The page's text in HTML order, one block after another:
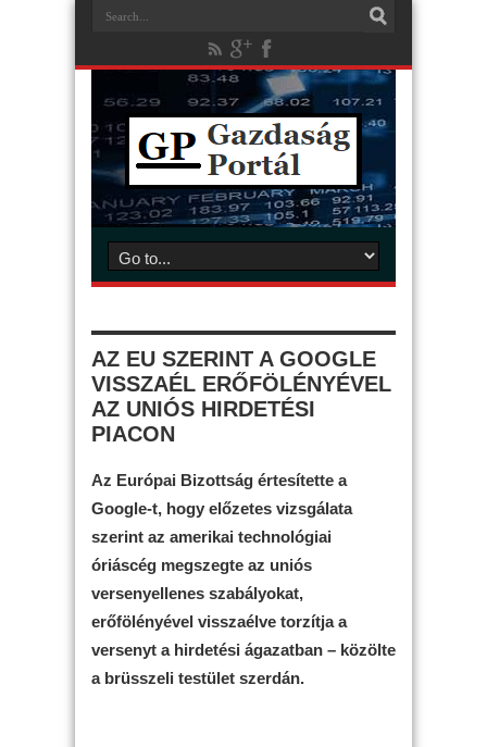
AZ EU SZERINT A GOOGLE
VISSZAÉL ERŐFÖLÉNYÉVEL
AZ UNIÓS HIRDETÉSI
PIACON
Az Európai Bizottság értesítette a
Google-t, hogy előzetes vizsgálata
szerint az amerikai technológiai
óriáscég megszegte az uniós
versenyellenes szabályokat,
erőfölényével visszaélve torzítja a
versenyt a hirdetési ágazatban – közölte
a brüsszeli testület szerdán.